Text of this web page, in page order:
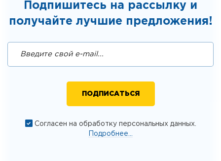
Подпишитесь на рассылку и
получайте лучшие предложения!
Согласен на обработку персональных данных.
Подробнее...